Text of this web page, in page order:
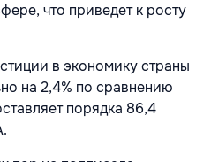
что приведет к росту
в экономику страны
на 2,4% по сравнению
порядка 86,4